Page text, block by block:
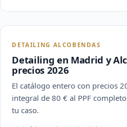
DETAILING ALCOBENDAS
Detailing en Madrid y
precios 2026
El catálogo entero con precios
integral de 80 € al PPF
tu caso.